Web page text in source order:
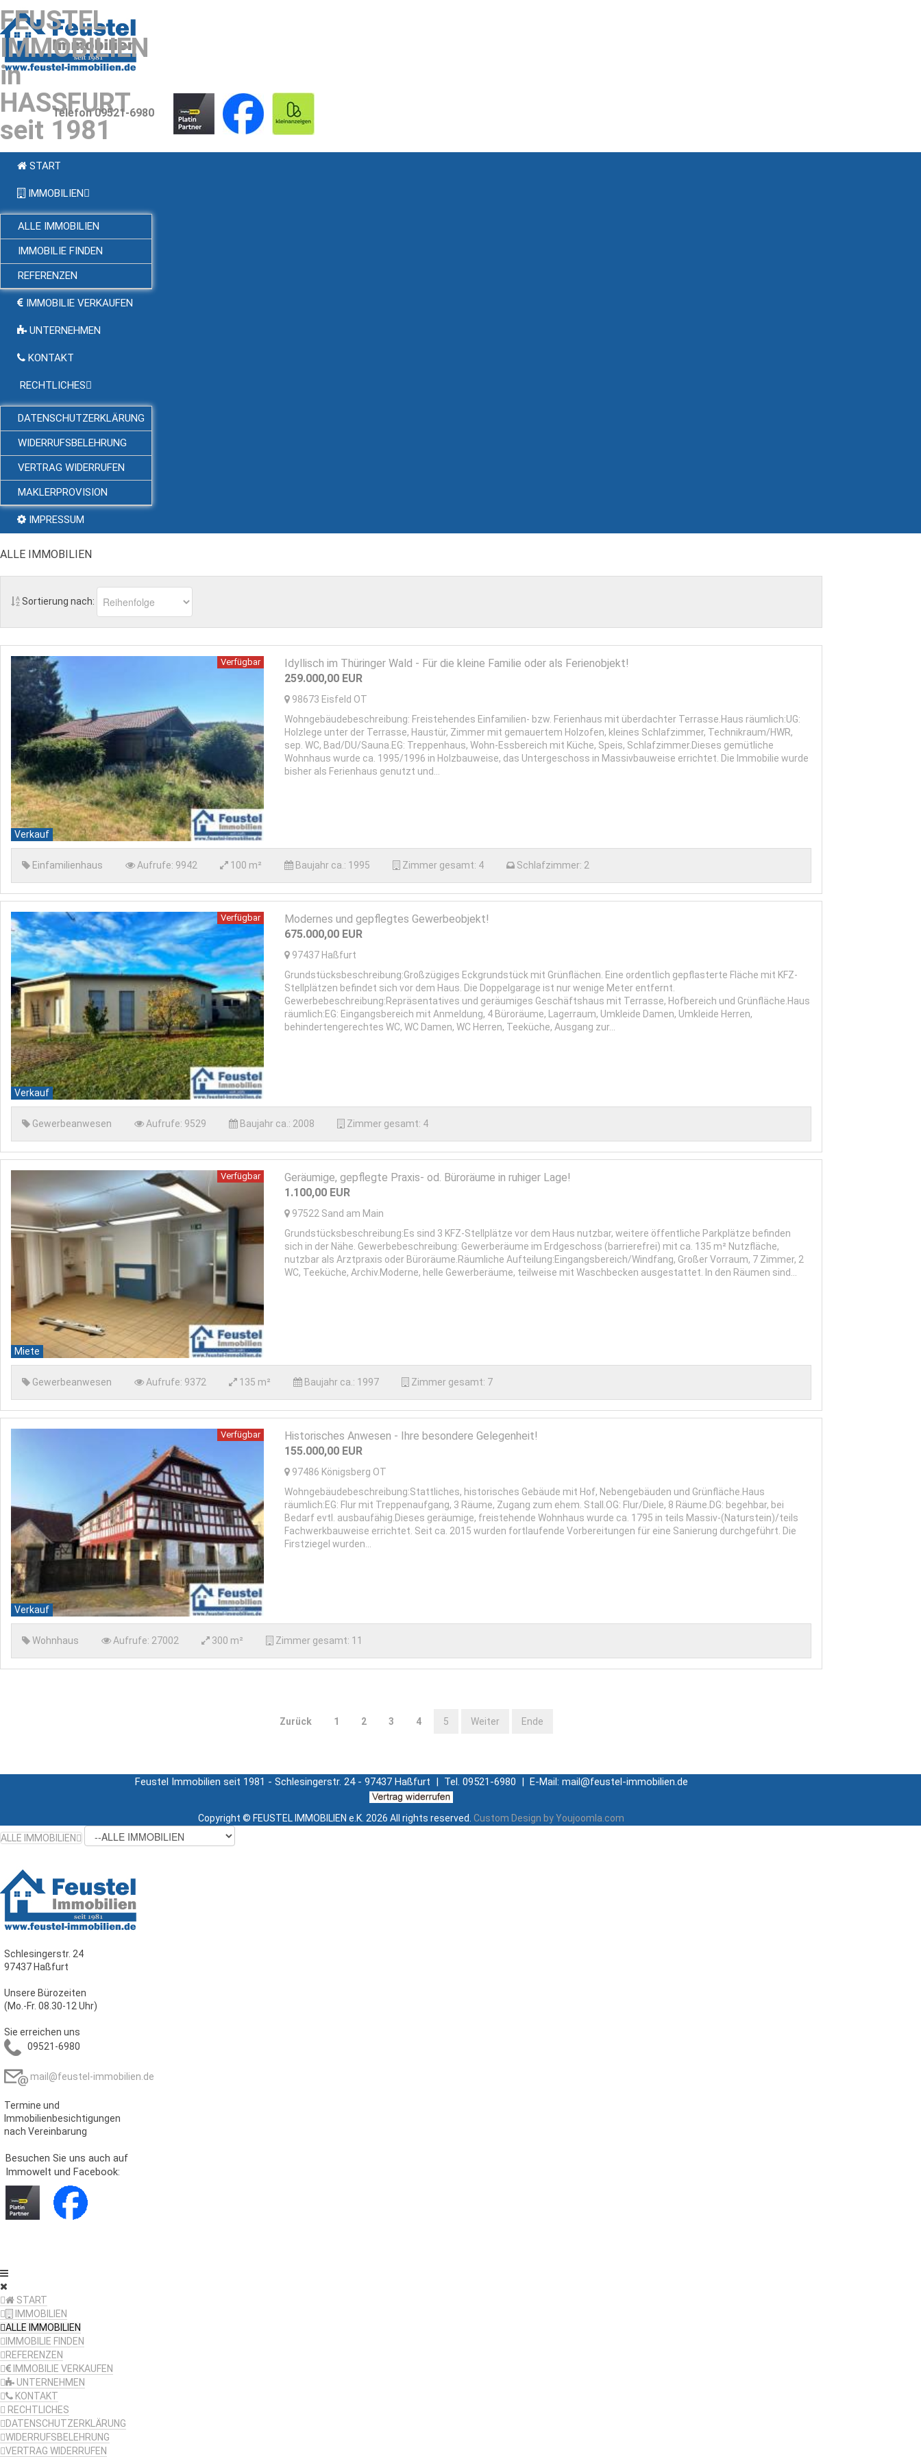
FEUSTEL
IMMOBILIEN
in
HASSFURT
seit 1981
Telefon 09521-6980
START
IMMOBILIEN
ALLE IMMOBILIEN
IMMOBILIE FINDEN
REFERENZEN
IMMOBILIE VERKAUFEN
UNTERNEHMEN
KONTAKT
RECHTLICHES
DATENSCHUTZERKLÄRUNG
WIDERRUFSBELEHRUNG
VERTRAG WIDERRUFEN
MAKLERPROVISION
IMPRESSUM
ALLE IMMOBILIEN
Sortierung nach:
Verfügbar
Verkauf
Idyllisch im Thüringer Wald - Für die kleine Familie oder als Ferienobjekt!
259.000,00 EUR
98673 Eisfeld OT
Wohngebäudebeschreibung: Freistehendes Einfamilien- bzw. Ferienhaus mit überdachter Terrasse.Haus räumlich:UG:
Holzlege unter der Terrasse, Haustür, Zimmer mit gemauertem Holzofen, kleines Schlafzimmer, Technikraum/HWR,
sep. WC, Bad/DU/Sauna.EG: Treppenhaus, Wohn-Essbereich mit Küche, Speis, Schlafzimmer.Dieses gemütliche
Wohnhaus wurde ca. 1995/1996 in Holzbauweise, das Untergeschoss in Massivbauweise errichtet. Die Immobilie wurde
bisher als Ferienhaus genutzt und...
Einfamilienhaus Aufrufe: 9942 100 m² Baujahr ca.: 1995 Zimmer gesamt: 4 Schlafzimmer: 2
Verfügbar
Verkauf
Modernes und gepflegtes Gewerbeobjekt!
675.000,00 EUR
97437 Haßfurt
Grundstücksbeschreibung:Großzügiges Eckgrundstück mit Grünflächen. Eine ordentlich gepflasterte Fläche mit KFZ-
Stellplätzen befindet sich vor dem Haus. Die Doppelgarage ist nur wenige Meter entfernt.
Gewerbebeschreibung:Repräsentatives und geräumiges Geschäftshaus mit Terrasse, Hofbereich und Grünfläche.Haus
räumlich:EG: Eingangsbereich mit Anmeldung, 4 Büroräume, Lagerraum, Umkleide Damen, Umkleide Herren,
behindertengerechtes WC, WC Damen, WC Herren, Teeküche, Ausgang zur...
Gewerbeanwesen Aufrufe: 9529 Baujahr ca.: 2008 Zimmer gesamt: 4
Verfügbar
Miete
Geräumige, gepflegte Praxis- od. Büroräume in ruhiger Lage!
1.100,00 EUR
97522 Sand am Main
Grundstücksbeschreibung:Es sind 3 KFZ-Stellplätze vor dem Haus nutzbar, weitere öffentliche Parkplätze befinden
sich in der Nähe. Gewerbebeschreibung: Gewerberäume im Erdgeschoss (barrierefrei) mit ca. 135 m² Nutzfläche,
nutzbar als Arztpraxis oder Büroräume.Räumliche Aufteilung:Eingangsbereich/Windfang, Großer Vorraum, 7 Zimmer, 2
WC, Teeküche, Archiv.Moderne, helle Gewerberäume, teilweise mit Waschbecken ausgestattet. In den Räumen sind...
Gewerbeanwesen Aufrufe: 9372 135 m² Baujahr ca.: 1997 Zimmer gesamt: 7
Verfügbar
Verkauf
Historisches Anwesen - Ihre besondere Gelegenheit!
155.000,00 EUR
97486 Königsberg OT
Wohngebäudebeschreibung:Stattliches, historisches Gebäude mit Hof, Nebengebäuden und Grünfläche.Haus
räumlich:EG: Flur mit Treppenaufgang, 3 Räume, Zugang zum ehem. Stall.OG: Flur/Diele, 8 Räume.DG: begehbar, bei
Bedarf evtl. ausbaufähig.Dieses geräumige, freistehende Wohnhaus wurde ca. 1795 in teils Massiv-(Naturstein)/teils
Fachwerkbauweise errichtet. Seit ca. 2015 wurden fortlaufende Vorbereitungen für eine Sanierung durchgeführt. Die
Firstziegel wurden...
Wohnhaus Aufrufe: 27002 300 m² Zimmer gesamt: 11
Zurück 1 2 3 4 5 Weiter Ende
Feustel Immobilien seit 1981 - Schlesingerstr. 24 - 97437 Haßfurt | Tel. 09521-6980 | E-Mail: mail@feustel-immobilien.de
Copyright © FEUSTEL IMMOBILIEN e.K. 2026 All rights reserved. Custom Design by Youjoomla.com
ALLE IMMOBILIEN
Schlesingerstr. 24
97437 Haßfurt
Unsere Bürozeiten
(Mo.-Fr. 08.30-12 Uhr)
Sie erreichen uns
09521-6980
mail@feustel-immobilien.de
Termine und
Immobilienbesichtigungen
nach Vereinbarung
Besuchen Sie uns auch auf
Immowelt und Facebook:
START
IMMOBILIEN
ALLE IMMOBILIEN
IMMOBILIE FINDEN
REFERENZEN
IMMOBILIE VERKAUFEN
UNTERNEHMEN
KONTAKT
RECHTLICHES
DATENSCHUTZERKLÄRUNG
WIDERRUFSBELEHRUNG
VERTRAG WIDERRUFEN